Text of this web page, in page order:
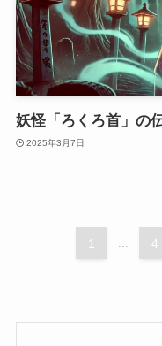
妖怪「ろくろ首」の
2025年3月7日
1 ... 4